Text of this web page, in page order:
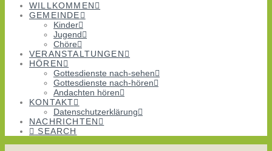
WILLKOMMEN
GEMEINDE
Kinder
Jugend
Chöre
VERANSTALTUNGEN
HÖREN
Gottesdienste nach-sehen
Gottesdienste nach-hören
Andachten hören
KONTAKT
Datenschutzerklärung
NACHRICHTEN
SEARCH